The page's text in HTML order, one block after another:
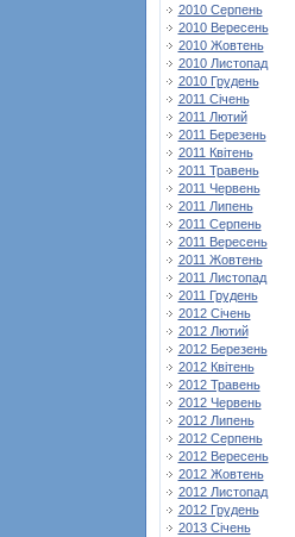
2010 Серпень
2010 Вересень
2010 Жовтень
2010 Листопад
2010 Грудень
2011 Січень
2011 Лютий
2011 Березень
2011 Квітень
2011 Травень
2011 Червень
2011 Липень
2011 Серпень
2011 Вересень
2011 Жовтень
2011 Листопад
2011 Грудень
2012 Січень
2012 Лютий
2012 Березень
2012 Квітень
2012 Травень
2012 Червень
2012 Липень
2012 Серпень
2012 Вересень
2012 Жовтень
2012 Листопад
2012 Грудень
2013 Січень